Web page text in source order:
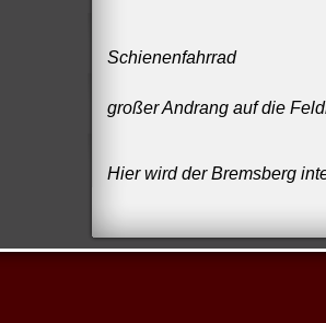
Schienenfahrrad
großer Andrang auf die
Hier wird der Bremsberg